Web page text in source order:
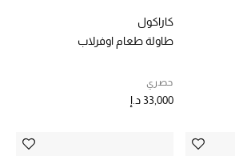
كاراكول
طاولة طعام اوفرلاب
حصري
33,000 د.إ